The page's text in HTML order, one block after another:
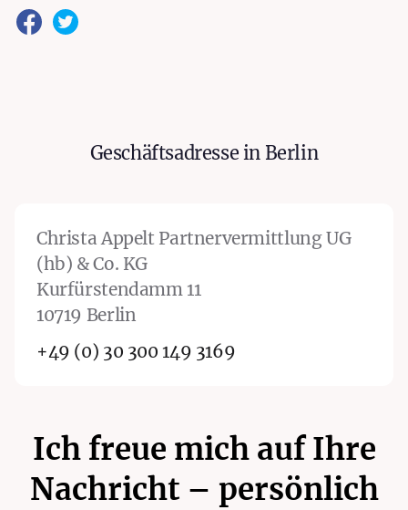
Geschäftsadresse in Berlin
Upper West
Christa Appelt Partnervermittlung UG
(hb) & Co. KG
Kurfürstendamm 11
10719 Berlin
+49 (0) 30 300 149 3169
Ich freue mich auf Ihre
Nachricht – persönlich